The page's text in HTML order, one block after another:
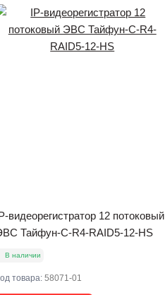
видеорегистратор 12 потоковый
Тайфун-С-R4-RAID5-12-HS
В наличии
товара:58071-01